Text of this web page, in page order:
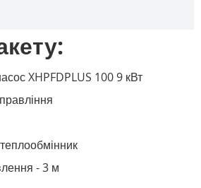
XHPFDPLUS 100 9 кВт
- 3 м